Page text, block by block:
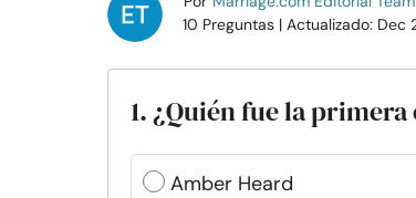
10 Preguntas | Actualizado: Dec
1. ¿Quién fue la primera
Amber Heard